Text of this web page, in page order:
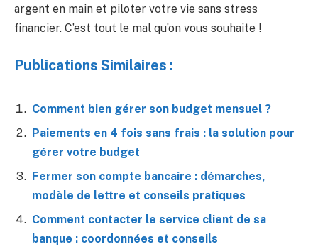
argent en main et piloter votre vie sans stress
financier. C’est tout le mal qu’on vous souhaite !
Publications Similaires :
Comment bien gérer son budget mensuel ?
Paiements en 4 fois sans frais : la solution pour
gérer votre budget
Fermer son compte bancaire : démarches,
modèle de lettre et conseils pratiques
Comment contacter le service client de sa
banque : coordonnées et conseils